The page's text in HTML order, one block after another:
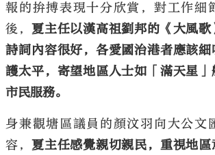
報的拚搏表現十分欣賞，對工作細
後， 夏主任以漢高祖劉邦的《大風
詩詞內容很好，各愛國治港者應該
護太平，寄望地區人士如「滿天星
市民服務。
身兼觀塘區議員的顏汶羽向大公文
容， 夏主任感覺親切親民，重視地